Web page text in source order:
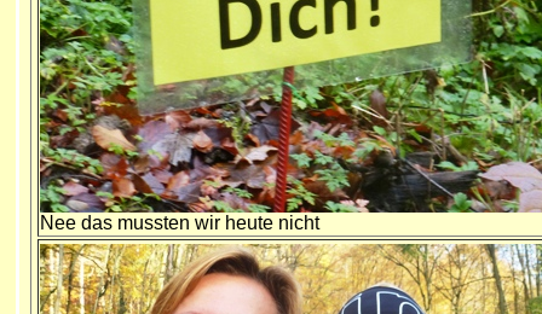
Nee das mussten wir heute nicht